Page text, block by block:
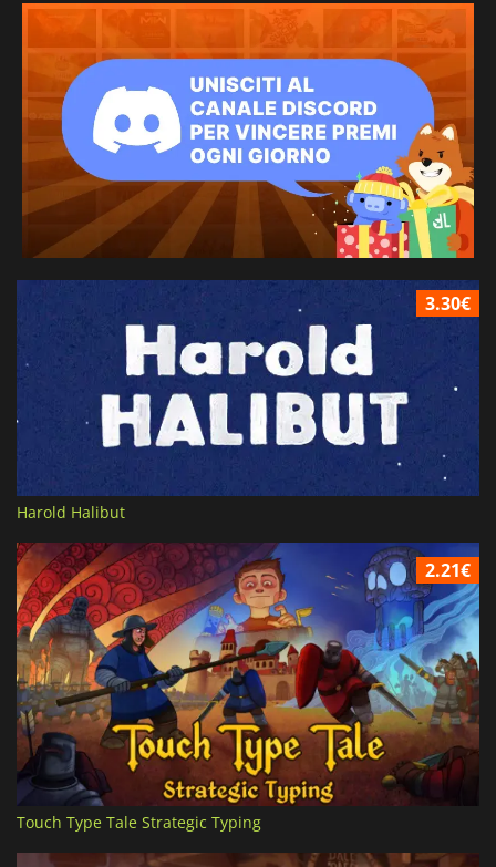
3.30€
Harold Halibut
2.21€
Touch Type Tale Strategic Typing